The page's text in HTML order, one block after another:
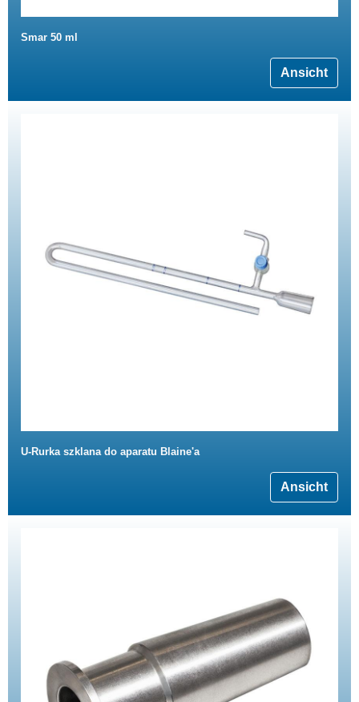
Smar 50 ml
Ansicht
U-Rurka szklana do aparatu Blaine'a
Ansicht